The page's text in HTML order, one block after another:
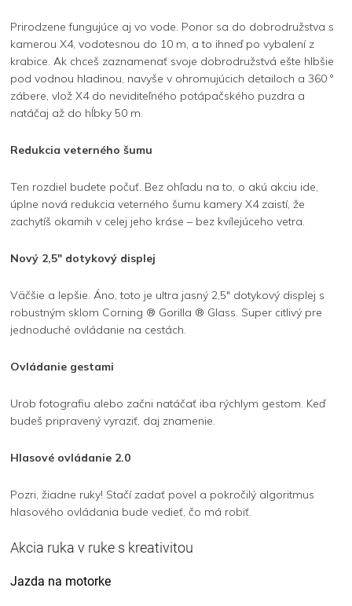
Prirodzene fungujúce aj vo vode. Ponor sa do dobrodružstva s
kamerou X4, vodotesnou do 10 m, a to ihneď po vybalení z
krabice. Ak chceš zaznamenať svoje dobrodružstvá ešte hlbšie
pod vodnou hladinou, navyše v ohromujúcich detailoch a 360 °
zábere, vlož X4 do neviditeľného potápačského puzdra a
natáčaj až do hĺbky 50 m.
Redukcia veterného šumu
Ten rozdiel budete počuť. Bez ohľadu na to, o akú akciu ide,
úplne nová redukcia veterného šumu kamery X4 zaistí, že
zachytíš okamih v celej jeho kráse – bez kvílejúceho vetra.
Nový 2,5" dotykový displej
Väčšie a lepšie. Áno, toto je ultra jasný 2,5" dotykový displej s
robustným sklom Corning ® Gorilla ® Glass. Super citlivý pre
jednoduché ovládanie na cestách.
Ovládanie gestami
Urob fotografiu alebo začni natáčať iba rýchlym gestom. Keď
budeš pripravený vyraziť, daj znamenie.
Hlasové ovládanie 2.0
Pozri, žiadne ruky! Stačí zadať povel a pokročilý algoritmus
hlasového ovládania bude vedieť, čo má robiť.
Akcia ruka v ruke s kreativitou
Jazda na motorke